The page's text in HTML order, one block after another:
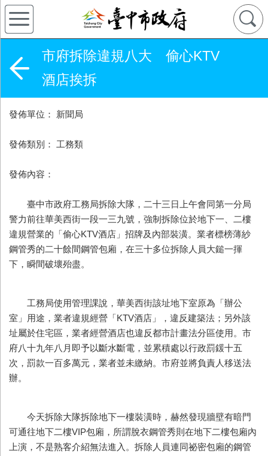
市府拆除違規八大 偷心KTV
酒店挨拆
發佈單位： 新聞局
發佈類別： 工務類
發佈內容：
臺中市政府工務局拆除大隊，二十三日上午會同第一分局
警力前往華美西街一段一三九號，強制拆除位於地下一、二樓
違規營業的「偷心KTV酒店」招牌及內部裝潢。業者標榜薄紗
鋼管秀的二十餘間鋼管包廂，在三十多位拆除人員大鎚一揮
下，瞬間破壞殆盡。
工務局使用管理課說，華美西街該址地下室原為「辦公
室」用途，業者違規經營「KTV酒店」，違反建築法；另外該
址屬於住宅區，業者經營酒店也違反都市計畫法分區使用。市
府八十九年八月即予以斷水斷電，並累積處以行政罰鍰十五
次，罰款一百多萬元，業者並未繳納。市府並將負責人移送法
辦。
今天拆除大隊拆除地下一樓裝潢時，赫然發現牆壁有暗門
可通往地下二樓VIP包廂，所謂脫衣鋼管秀則在地下二樓包廂內
上演，不是熟客介紹無法進入。拆除人員連同祕密包廂的鋼管